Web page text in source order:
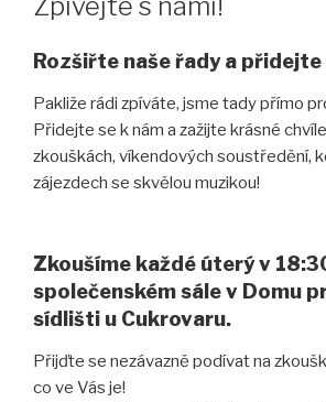
Rozšiřte naše řady a přidejte
Pakliže rádi zpíváte, jsme tady přímo
Přidejte se k nám a zažijte krásné
zkouškách, víkendových soustředění,
zájezdech se skvělou muzikou!
Zkoušíme každé úterý v
společenském sále v Domu
sídlišti u Cukrovaru.
Přijďte se nezávazně podívat na
co ve Vás je!